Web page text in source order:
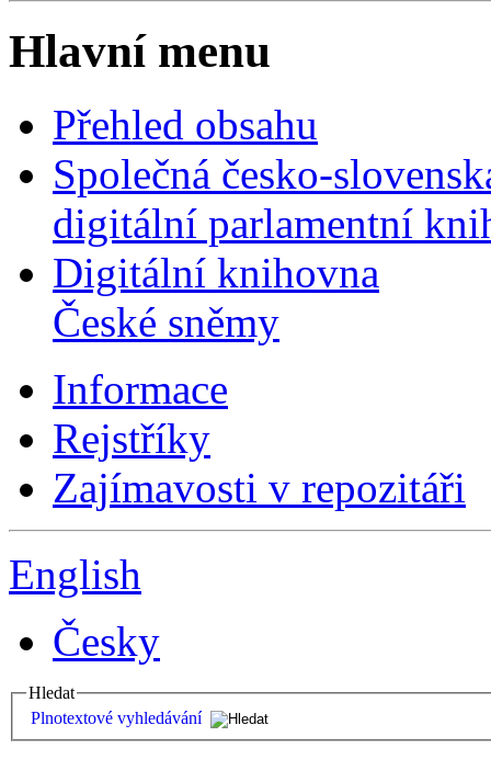
Hlavní menu
Přehled obsahu
Společná česko-
digitální parlamentní
Digitální knihovna
České sněmy
Informace
Rejstříky
Zajímavosti v repozitáři
English
Česky
Hledat
Plnotextové vyhledávání